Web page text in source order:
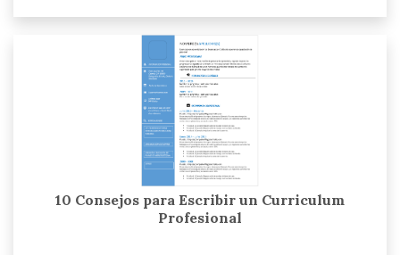
10 Consejos para Escribir un Curriculum
Profesional